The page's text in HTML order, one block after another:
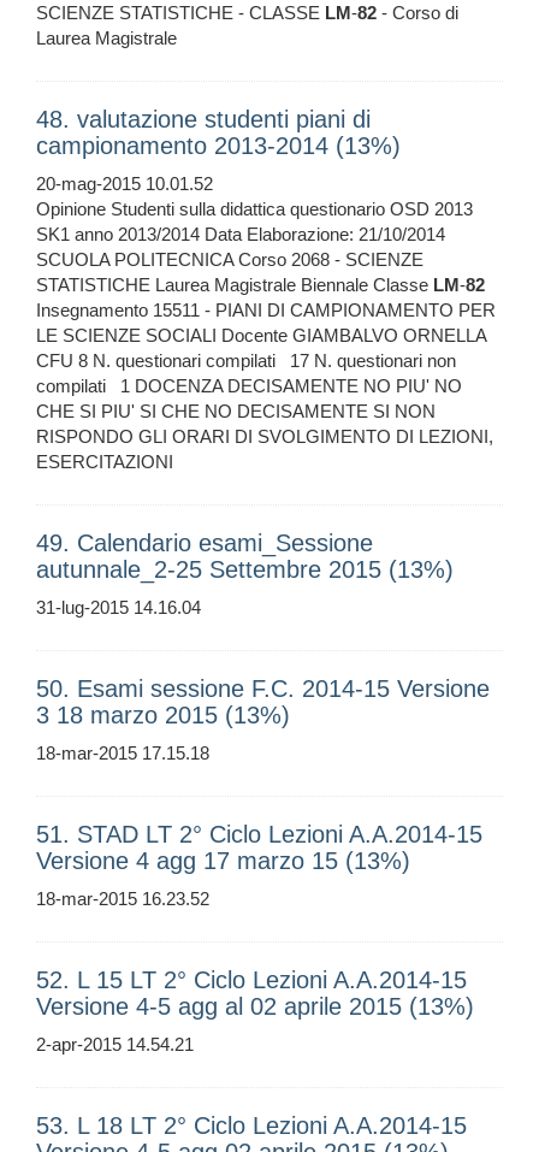
SCIENZE STATISTICHE - CLASSE LM-82 - Corso di
Laurea Magistrale
48. valutazione studenti piani di
campionamento 2013-2014 (13%)
20-mag-2015 10.01.52
Opinione Studenti sulla didattica questionario OSD 2013
SK1 anno 2013/2014 Data Elaborazione: 21/10/2014
SCUOLA POLITECNICA Corso 2068 - SCIENZE
STATISTICHE Laurea Magistrale Biennale Classe LM-82
Insegnamento 15511 - PIANI DI CAMPIONAMENTO PER
LE SCIENZE SOCIALI Docente GIAMBALVO ORNELLA
CFU 8 N. questionari compilati 17 N. questionari non
compilati 1 DOCENZA DECISAMENTE NO PIU' NO
CHE SI PIU' SI CHE NO DECISAMENTE SI NON
RISPONDO GLI ORARI DI SVOLGIMENTO DI LEZIONI,
ESERCITAZIONI
49. Calendario esami_Sessione
autunnale_2-25 Settembre 2015 (13%)
31-lug-2015 14.16.04
50. Esami sessione F.C. 2014-15 Versione
3 18 marzo 2015 (13%)
18-mar-2015 17.15.18
51. STAD LT 2° Ciclo Lezioni A.A.2014-15
Versione 4 agg 17 marzo 15 (13%)
18-mar-2015 16.23.52
52. L 15 LT 2° Ciclo Lezioni A.A.2014-15
Versione 4-5 agg al 02 aprile 2015 (13%)
2-apr-2015 14.54.21
53. L 18 LT 2° Ciclo Lezioni A.A.2014-15